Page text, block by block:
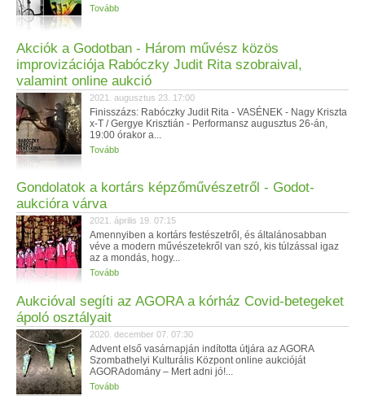
Tovább
Akciók a Godotban - Három művész közös
improvizációja Rabóczky Judit Rita szobraival,
valamint online aukció
2021. augusztus 23. 17:00
Finisszázs: Rabóczky Judit Rita - VASÉNEK - Nagy Kriszta
x-T / Gergye Krisztián - Performansz augusztus 26-án,
19:00 órakor a...
Tovább
Gondolatok a kortárs képzőművészetről - Godot-
aukcióra várva
2021. április 19. 07:15
Amennyiben a kortárs festészetről, és általánosabban
véve a modern művészetekről van szó, kis túlzással igaz
az a mondás, hogy...
Tovább
Aukcióval segíti az AGORA a kórház Covid-betegeket
ápoló osztályait
2020. december 07. 07:30
Advent első vasárnapján indította útjára az AGORA
Szombathelyi Kulturális Központ online aukcióját
AGORAdomány – Mert adni jó!...
Tovább